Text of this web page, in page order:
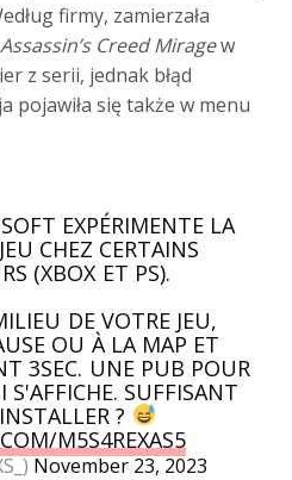
firmy, zamierzała
Assassin’s Creed Miragew
z serii, jednak błąd
pojawiła się także w menu
EXPÉRIMENTE LA
CHEZ CERTAINS
(XBOX ET PS).
DE VOTRE JEU,
OU À LA MAP ET
3SEC. UNE PUB POUR
SUFFISANT
?
M5S4REXAS5
November 23, 2023